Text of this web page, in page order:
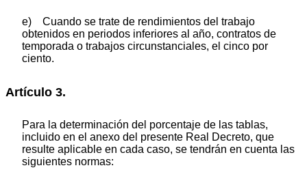
e) Cuando se trate de rendimientos del trabajo
obtenidos en periodos inferiores al año, contratos de
temporada o trabajos circunstanciales, el cinco por
ciento.
Artículo 3.
Para la determinación del porcentaje de las tablas,
incluido en el anexo del presente Real Decreto, que
resulte aplicable en cada caso, se tendrán en cuenta las
siguientes normas: